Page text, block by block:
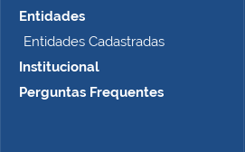
n
Entidades
Entidades Cadastradas
Institucional
Perguntas Frequentes